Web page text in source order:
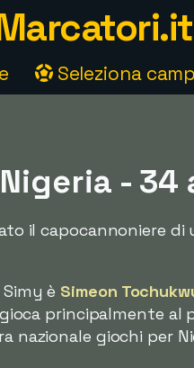
Seleziona
- 34
il capocannoniere
è Simeon
principalmente al
nazionale giochi per